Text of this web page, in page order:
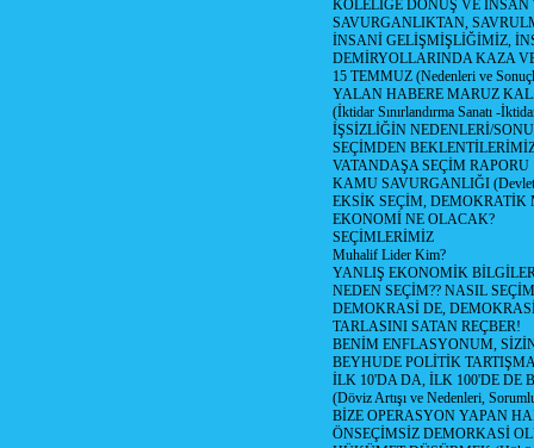
KÖLELİGE DÖNÜŞ VE İNSAN
SAVURGANLIKTAN,
İNSANİ GELİŞMİŞLİĞİMİZ,
DEMİRYOLLARINDA KAZA
15 TEMMUZ (Nedenleri ve
YALAN HABERE MARUZ
(İktidar Sınırlandırma Sanatı -
İŞSİZLİĞİN NEDENLERİ/
SEÇİMDEN
VATANDAŞA SEÇİM RAPORU
KAMU SAVURGANLIĞI (Devlet
EKSİK SEÇİM, DEMOKRATİK
EKONOMİ NE OLACAK?
SEÇİMLERİMİZ
Muhalif Lider Kim?
YANLIŞ EKONOMİK
NEDEN SEÇİM?? NASIL
DEMOKRASİ DE,
TARLASINI SATAN REÇBER!
BENİM ENFLASYONUM,
BEYHUDE POLİTİK
İLK 10'DA DA, İLK 100'DE DE
(Döviz Artışı ve Nedenleri,
BİZE OPERASYON YAPAN
ÖNSEÇİMSİZ DEMORKASİ